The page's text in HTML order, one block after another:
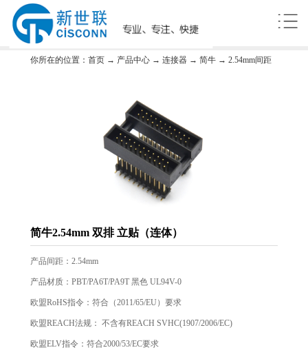
你所在的位置： 首页 → 产品中心 → 连接器 → 简牛 → 2.54mm间距
简牛2.54mm 双排 立贴（连体）
产品间距：2.54mm
产品材质：PBT/PA6T/PA9T 黑色 UL94V-0
欧盟RoHS指令：符合（2011/65/EU）要求
欧盟REACH法规： 不含有REACH SVHC(1907/2006/EC)
欧盟ELV指令：符合2000/53/EC要求